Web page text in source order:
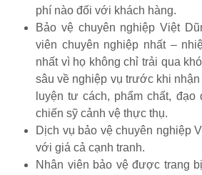
phí nào đối với khách hàng.
Bảo vệ chuyên nghiệp Việt
viên chuyên nghiệp nhất –
nhất vì họ không chỉ trải qua
sâu về nghiệp vụ trước khi
luyện tư cách, phẩm chất,
chiến sỹ cảnh vệ thực thụ.
Dịch vụ bảo vệ chuyên nghiệp
với giá cả cạnh tranh.
Nhân viên bảo vệ được trang